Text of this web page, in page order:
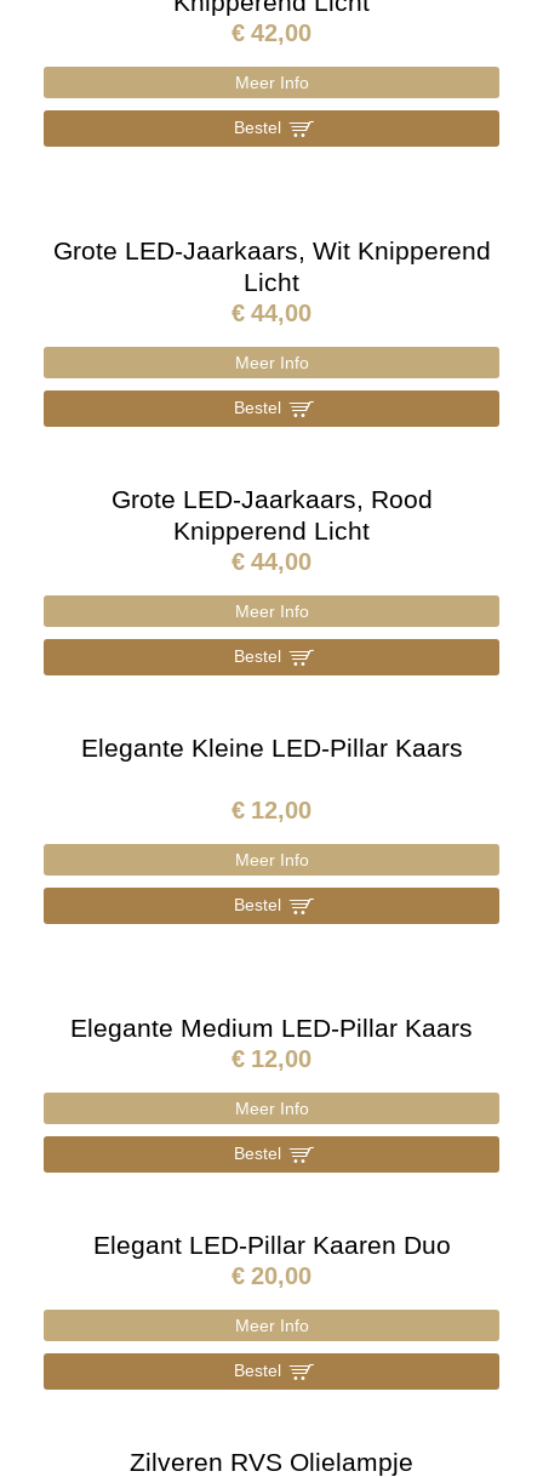
€ 42,00
Meer Info
Bestel ]
Grote LED-Jaarkaars, Wit Knipperend
Licht
€ 44,00
Meer Info
Bestel ]
Grote LED-Jaarkaars, Rood
Knipperend Licht
€ 44,00
Meer Info
Bestel ]
Elegante Kleine LED-Pillar Kaars
€ 12,00
Meer Info
Bestel ]
Elegante Medium LED-Pillar Kaars
€ 12,00
Meer Info
Bestel ]
Elegant LED-Pillar Kaaren Duo
€ 20,00
Meer Info
Bestel ]
Zilveren RVS Olielampje